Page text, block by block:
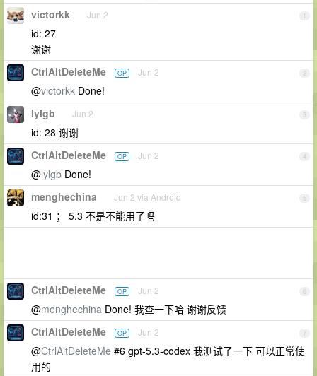
1
victorkk Jun 2
id: 27
谢谢
2
CtrlAltDeleteMe OP Jun 2
@victorkk Done!
3
lylgb Jun 2
id: 28 谢谢
4
CtrlAltDeleteMe OP Jun 2
@lylgb Done!
5
menghechina Jun 2 via Android
id:31 ； 5.3 不是不能用了吗
6
CtrlAltDeleteMe OP Jun 2
@menghechina Done! 我查一下哈 谢谢反馈
7
CtrlAltDeleteMe OP Jun 2
@CtrlAltDeleteMe #6 gpt-5.3-codex 我测试了一下 可以正常使
用的